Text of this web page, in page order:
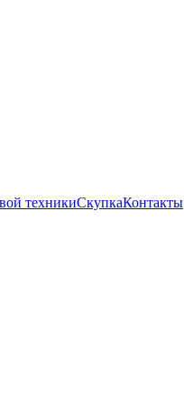
техникиСкупкаКонтакты